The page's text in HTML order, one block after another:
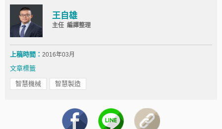
王自雄
主任 編譯整理
上稿時間： 2016年03月
文章標籤
智慧機械 智慧製造